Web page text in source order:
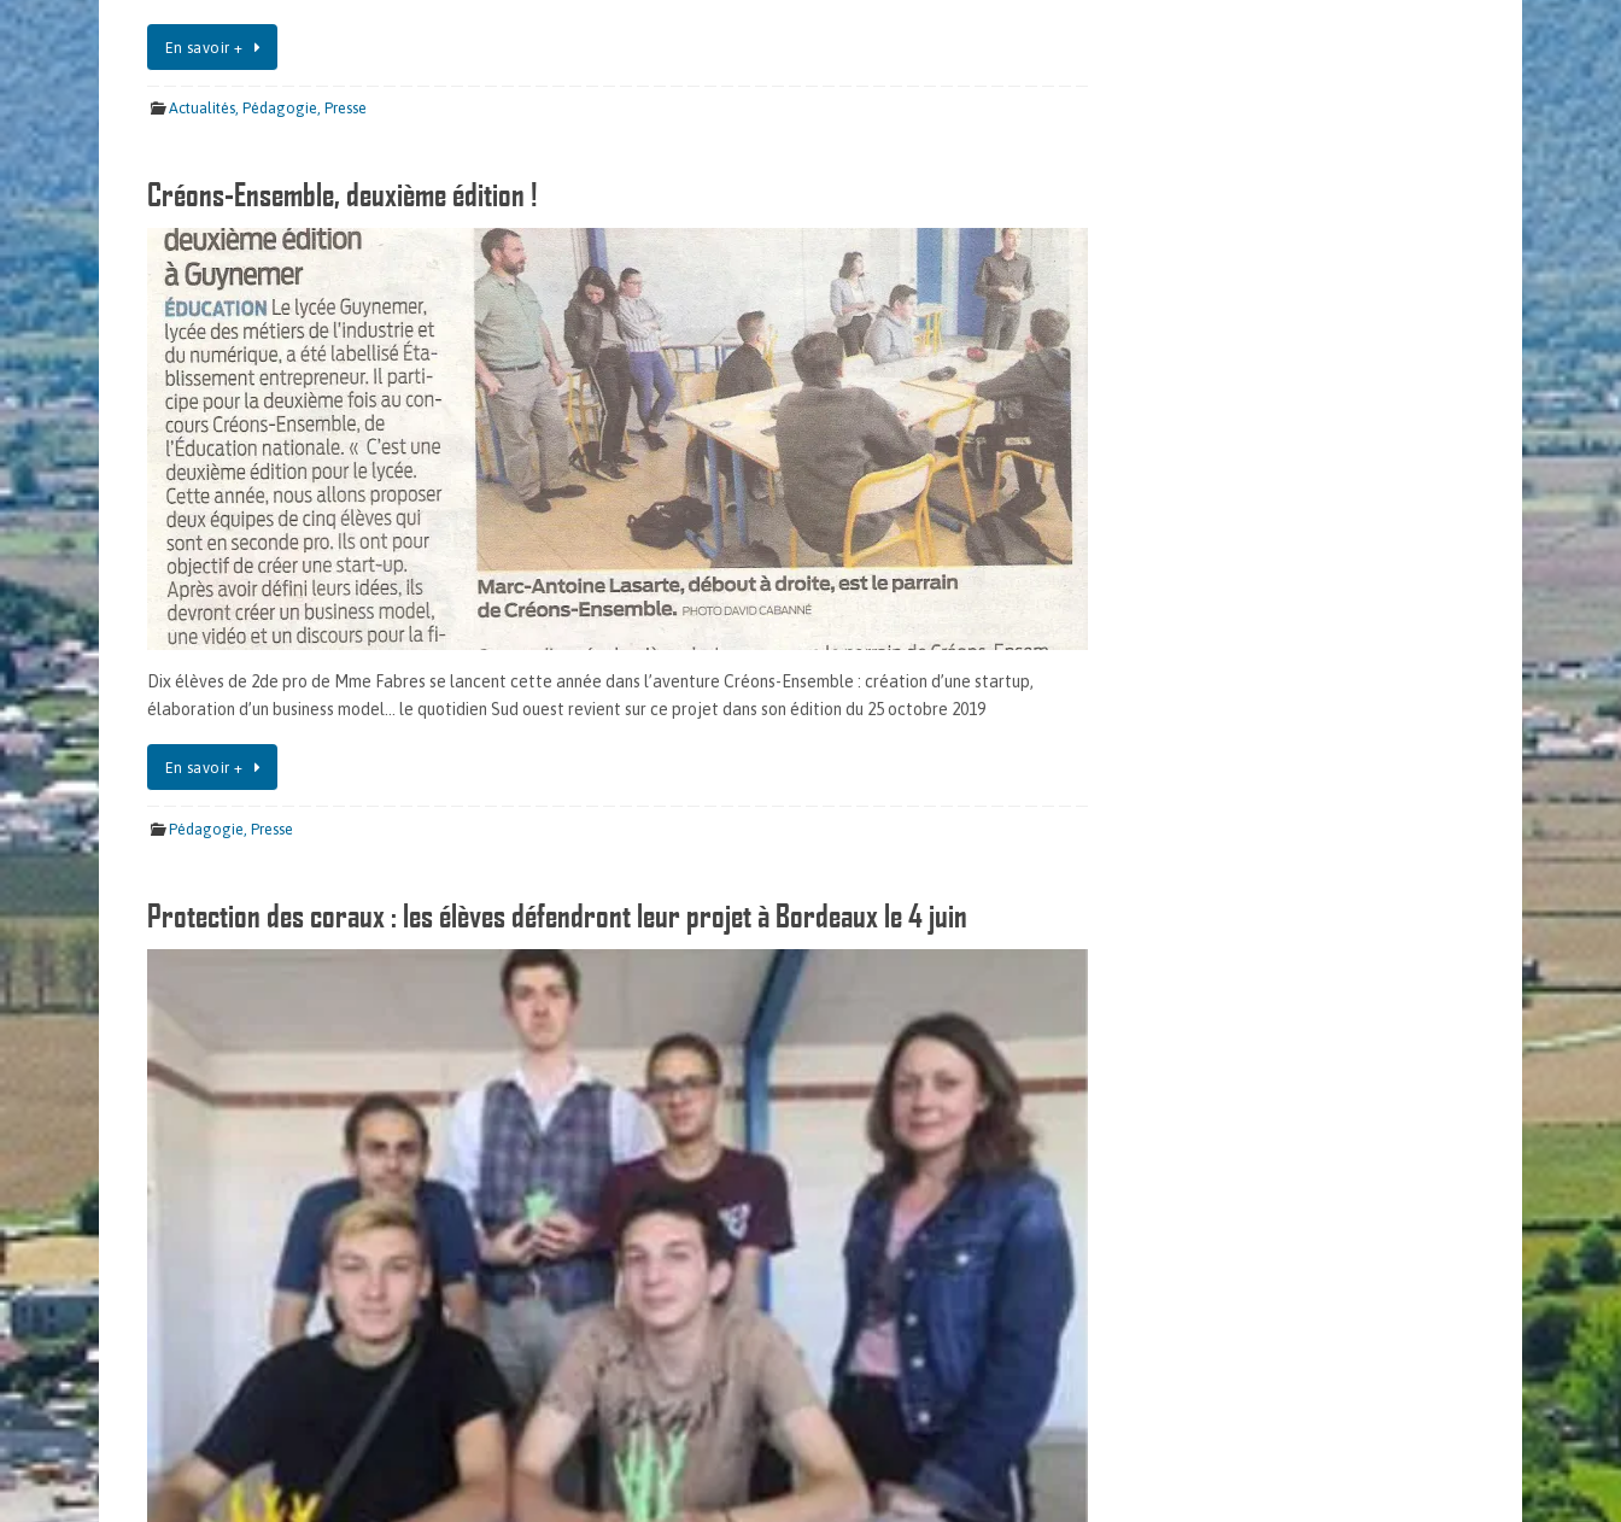
En savoir +
Actualités,Pédagogie,Presse
Créons-Ensemble, deuxième édition !
Dix élèves de 2de pro de Mme Fabres se lancent cette année dans l’aventure Créons-Ensemble : création d’une startup,
élaboration d’un business model… le quotidien Sud ouest revient sur ce projet dans son édition du 25 octobre 2019
En savoir +
Pédagogie ,Presse
Protection des coraux : les élèves défendront leur projet à Bordeaux le 4 juin